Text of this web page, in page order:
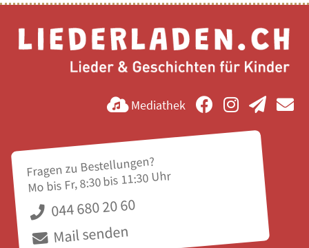
Mediathek
Fragen zu Bestellungen?
Mo bis Fr, 8:30 bis 11:30 Uhr
044 680 20 60
Mail senden